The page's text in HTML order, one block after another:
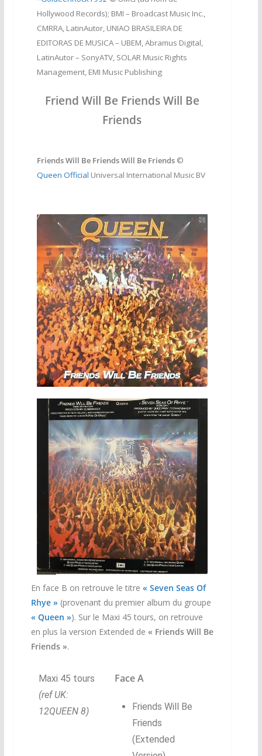
Hollywood Records); BMI – Broadcast Music Inc.,
CMRRA, LatinAutor, UNIAO BRASILEIRA DE
EDITORAS DE MUSICA – UBEM, Abramus Digital,
LatinAutor – SonyATV, SOLAR Music Rights
Management, EMI Music Publishing
Friend Will Be Friends Will Be
Friends
Friends Will Be Friends Will Be Friends©
Queen Official Universal International Music BV
En face B on retrouve le titre « Seven Seas Of
Rhye » (provenant du premier album du groupe
« Queen »). Sur le Maxi 45 tours, on retrouve
en plus la version Extended de « Friends Will Be
Friends ».
Maxi 45 tours
(ref UK:
12QUEEN 8)
Face A
Friends Will Be
Friends
(Extended